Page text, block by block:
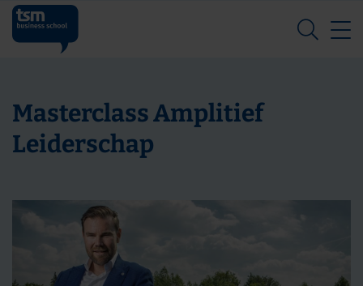
Masterclass Amplitief
Leiderschap